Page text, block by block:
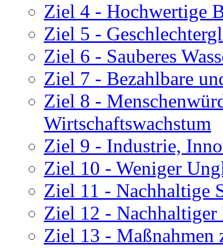
Ziel 4 - Hochwertige
Ziel 5 -
Ziel 6 - Sauberes
Ziel 7 - Bezahlbare
Ziel 8 -
Wirtschaftswachstum
Ziel 9 - Industrie,
Ziel 10 - Weniger
Ziel 11 - Nachhaltige
Ziel 12 -
Ziel 13 - Maßnahmen